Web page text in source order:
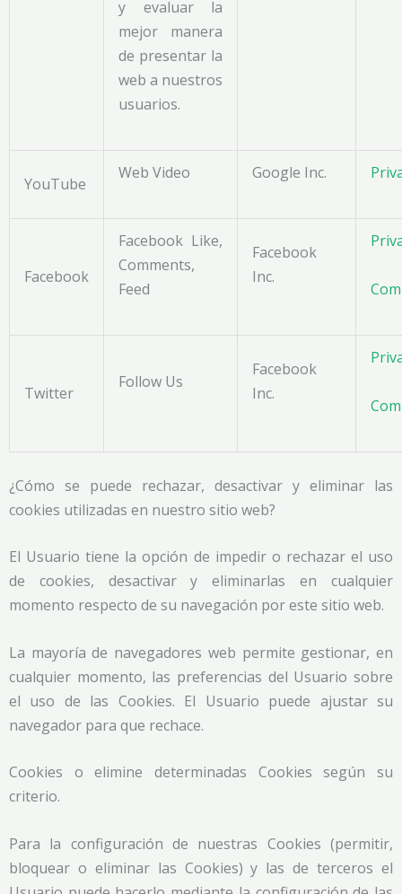
y evaluar la
mejor manera
de presentar la
web a nuestros
usuarios.
YouTube
Web Video Google Inc.
Facebook
Facebook Like,
Comments,
Feed
Facebook
Inc.
Twitter
Follow Us
Facebook
Inc.
¿Cómo se puede rechazar, desactivar y eliminar las
cookies utilizadas en nuestro sitio web?
El Usuario tiene la opción de impedir o rechazar el uso
de cookies, desactivar y eliminarlas en cualquier
momento respecto de su navegación por este sitio web.
La mayoría de navegadores web permite gestionar, en
cualquier momento, las preferencias del Usuario sobre
el uso de las Cookies. El Usuario puede ajustar su
navegador para que rechace.
Cookies o elimine determinadas Cookies según su
criterio.
Para la configuración de nuestras Cookies (permitir,
bloquear o eliminar las Cookies) y las de terceros el